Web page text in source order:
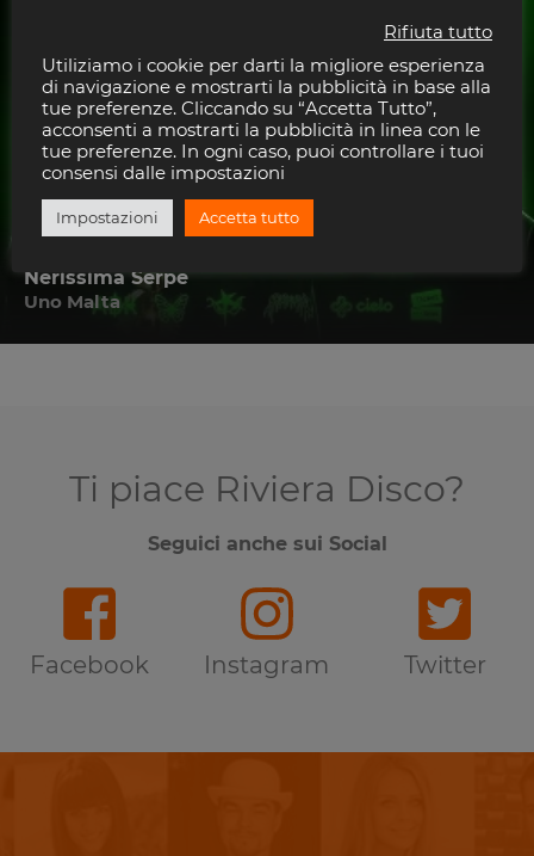
Nerissima Serpe
Uno Malta
Ti piace Riviera Disco?
Seguici anche sui Social
Facebook Instagram Twitter
Rifiuta tutto
Utiliziamo i cookie per darti la migliore esperienza
di navigazione e mostrarti la pubblicità in base alla
tue preferenze. Cliccando su “Accetta Tutto”,
acconsenti a mostrarti la pubblicità in linea con le
tue preferenze. In ogni caso, puoi controllare i tuoi
consensi dalle impostazioni
Impostazioni Accetta tutto